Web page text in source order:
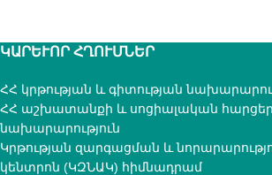
ԿԱՐԵՒՈՐ ՀՂՈՒՄՆԵՐ
ՀՀ կրթության և գիտության
ՀՀ աշխատանքի և սոցիալական
նախարարություն
Կրթության զարգացման և
կենտրոն (ԿԶՆԱԿ) հիմնադրամ